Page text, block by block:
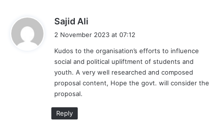
Sajid Ali
s
:
2 November 2023 at 07:12
Kudos to the organisation’s efforts to influence
social and political upliftment of students and
youth. A very well researched and composed
proposal content, Hope the govt. will consider the
proposal.
Reply